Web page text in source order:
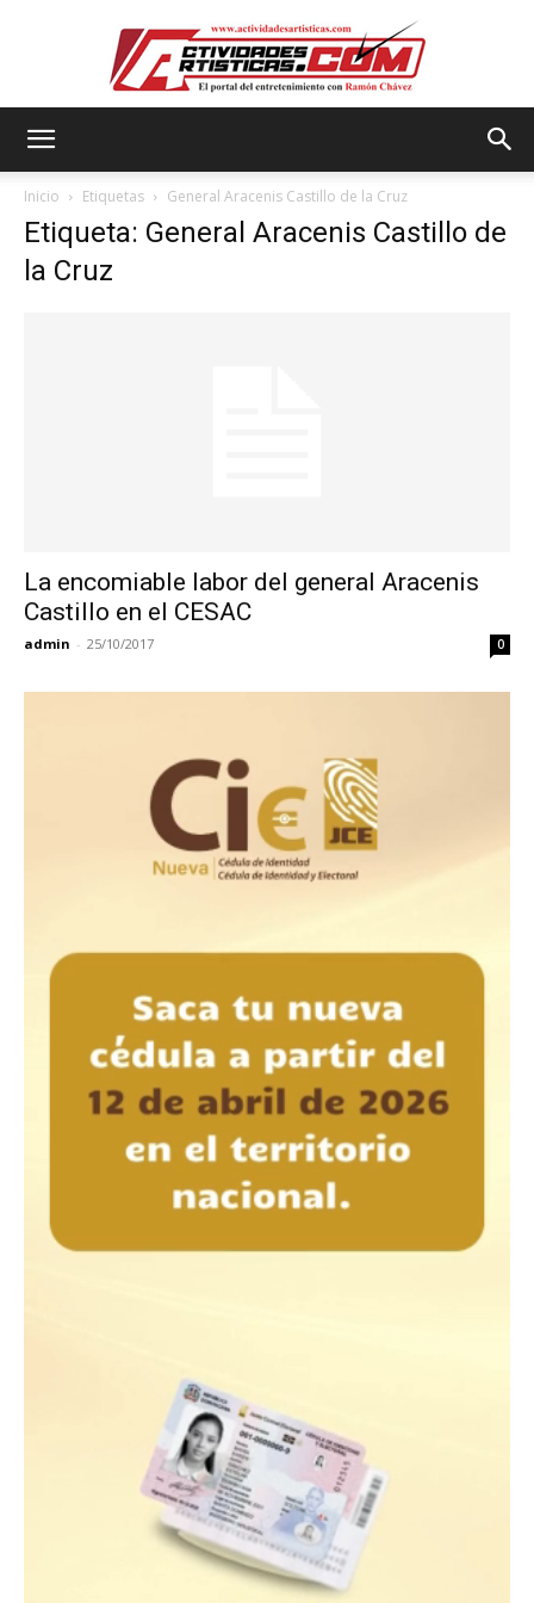
Inicio Etiquetas General Aracenis Castillo de la Cruz
Etiqueta: General Aracenis Castillo de
la Cruz
La encomiable labor del general Aracenis
Castillo en el CESAC
admin - 25/10/2017 0